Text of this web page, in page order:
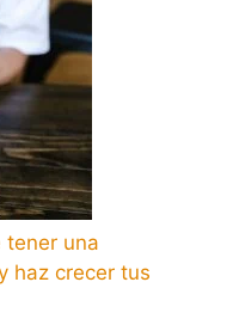
tener una
haz crecer tus